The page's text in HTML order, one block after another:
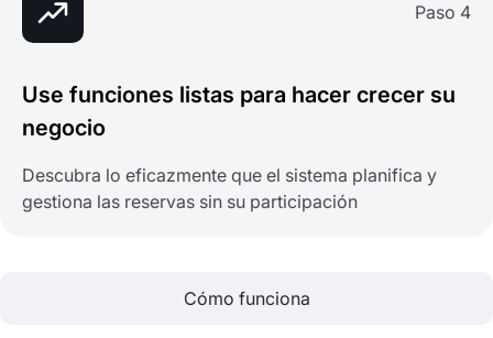
Paso 4
Use funciones listas para hacer crecer su
negocio
Descubra lo eficazmente que el sistema planifica y
gestiona las reservas sin su participación
Cómo funciona